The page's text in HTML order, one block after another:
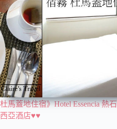
杜馬蓋地住宿》Hotel Essencia 熱
西亞酒店♥♥